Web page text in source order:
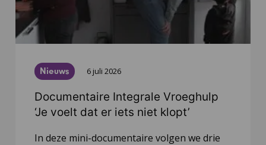
Nieuws 6 juli 2026
Documentaire Integrale Vroeghulp
‘Je voelt dat er iets niet klopt’
In deze mini-documentaire volgen we drie